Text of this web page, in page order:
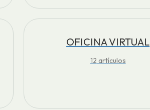
OFICINA VIRTUAL
12 artículos